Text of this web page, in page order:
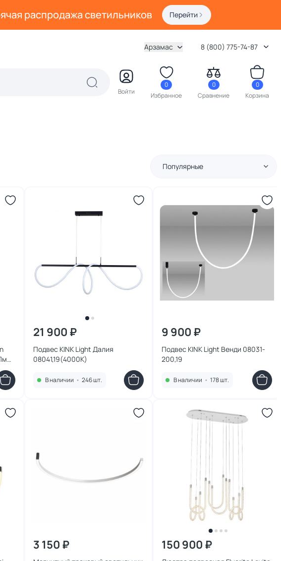
распродажа светильников Перейти
Арзамас 8 (800) 775-74-87
Войти
0
Избранное
0
Сравнение
0
Корзина
Популярные
21 900 ₽
Подвес KINK Light Далия
08041,19(4000K)
В наличии • 246 шт.
9 900 ₽
Подвес KINK Light Венди 08031-
200,19
В наличии • 178 шт.
3 150 ₽ 150 900 ₽